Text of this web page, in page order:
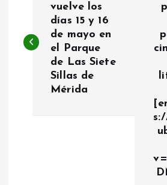
v
vuelve los
días 15 y 16
de mayo en
el Parque
de Las Siete
Sillas de
Mérida